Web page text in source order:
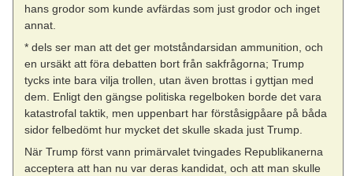
hans grodor som kunde avfärdas som just grodor och inget
annat.
* dels ser man att det ger motståndarsidan ammunition, och
en ursäkt att föra debatten bort från sakfrågorna; Trump
tycks inte bara vilja trollen, utan även brottas i gyttjan med
dem. Enligt den gängse politiska regelboken borde det vara
katastrofal taktik, men uppenbart har förståsigpåare på båda
sidor felbedömt hur mycket det skulle skada just Trump.
När Trump först vann primärvalet tvingades Republikanerna
acceptera att han nu var deras kandidat, och att man skulle